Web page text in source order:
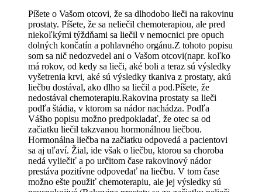
Píšete o Vašom otcovi, že sa dlhodobo lieči na rakovinu
prostaty. Píšete, že sa neliečil chemoterapiou, ale pred
niekoľkými týždňami sa liečil v nemocnici pre opuch
dolných končatín a pohlavného orgánu.Z tohoto popisu
som sa nič nedozvedel ani o Vašom otcovi(napr. koľko
má rokov, od kedy sa lieči, aké boli a teraz sú výsledky
vyšetrenia krvi, aké sú výsledky tkaniva z prostaty, akú
liečbu dostával, ako dlho sa liečil a pod.Píšete, že
nedostával chemoterapiu.Rakovina prostaty sa lieči
podľa štádia, v ktorom sa nádor nachádza. Podľa
Vášho popisu možno predpokladať, že otec sa od
začiatku liečil takzvanou hormonálnou liečbou.
Hormonálna liečba na začiatku odpovedá a pacientovi
sa aj uľaví. Žial, ide však o liečbu, ktorou sa choroba
nedá vyliečiť a po určitom čase rakovinový nádor
prestáva pozitívne odpovedať na liečbu. V tom čase
možno ešte použiť chemoterapiu, ale jej výsledky sú